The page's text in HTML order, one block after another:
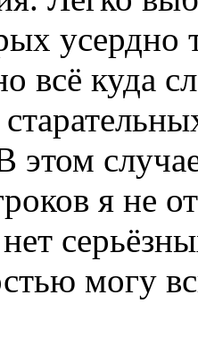
усердно
всё куда
этом
я не
могу